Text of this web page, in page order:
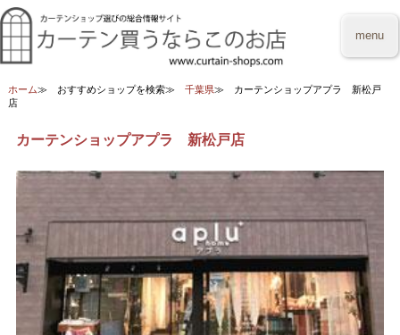
menu
ホーム おすすめショップを検索 千葉県
カーテンショップアプラ 新松戸
店
カーテンショップアプラ 新松戸店